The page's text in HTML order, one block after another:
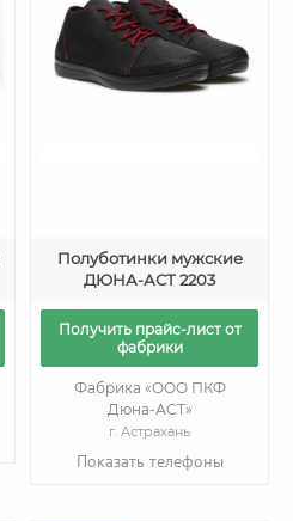
Полуботинки мужские
ДЮНА-АСТ 2203
Получить прайс-лист от
фабрики
Фабрика «ООО ПКФ
Дюна-АСТ»
г. Астрахань
Показать телефоны